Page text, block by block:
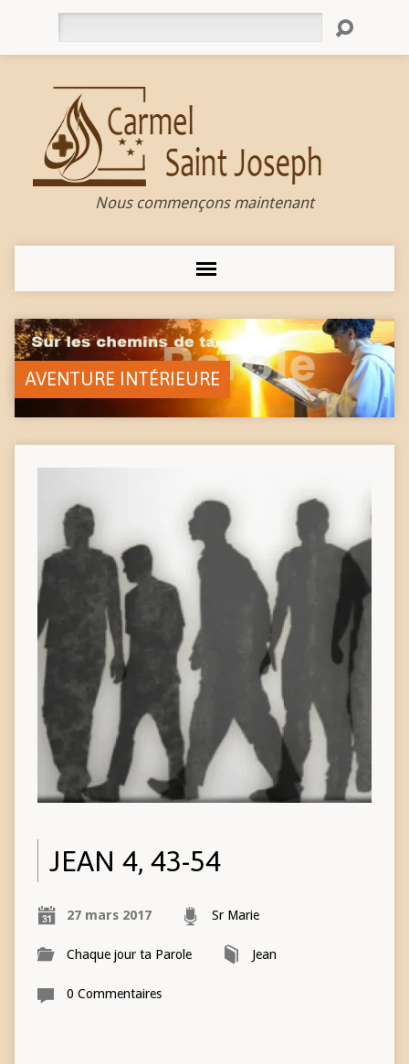
Nous commençons maintenant
AVENTURE INTÉRIEURE
JEAN 4, 43-54
27 mars 2017 Sr Marie
Chaque jour ta Parole Jean
0 Commentaires